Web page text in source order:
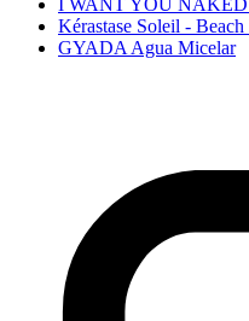
Kérastase Soleil -
GYADA Agua Micelar